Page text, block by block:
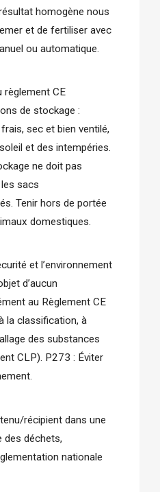
homogène nous
et de fertiliser avec
ou automatique.
règlement CE
de stockage :
sec et bien ventilé,
et des intempéries.
ne doit pas
sacs
Tenir hors de portée
domestiques.
et l’environnement
d’aucun
au Règlement CE
la classification, à
des substances
CLP). P273 : Éviter
récipient dans une
des déchets,
nationale